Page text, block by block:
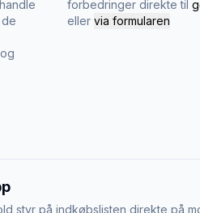
forbedringer direkte til
eller via formularen
styr på indkøbslisten direkte på